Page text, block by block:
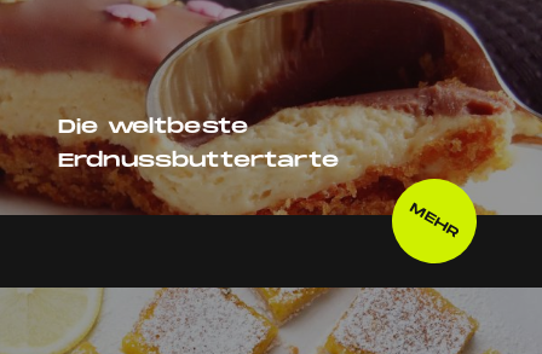
Die weltbeste
Erdnussbuttertarte
MEHR